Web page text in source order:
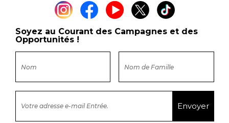
Soyez au Courant des Campagnes et des
Opportunités !